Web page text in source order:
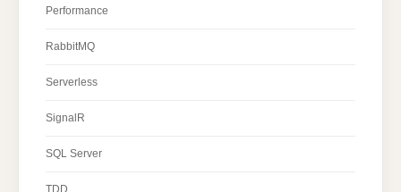
Performance
RabbitMQ
Serverless
SignalR
SQL Server
TDD